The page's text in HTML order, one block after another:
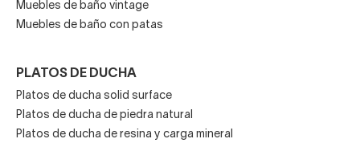
Muebles de baño vintage
Muebles de baño con patas
PLATOS DE DUCHA
Platos de ducha solid surface
Platos de ducha de piedra natural
Platos de ducha de resina y carga mineral